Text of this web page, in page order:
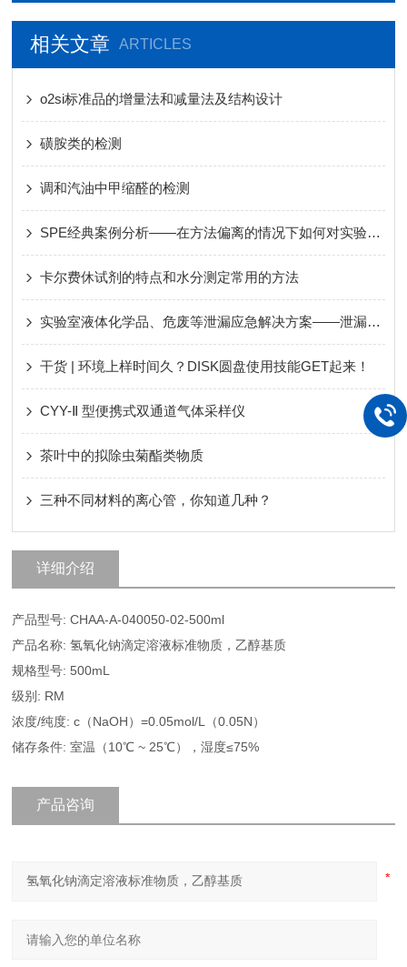
相关文章 ARTICLES
o2si标准品的增量法和减量法及结构设计
磺胺类的检测
调和汽油中甲缩醛的检测
SPE经典案例分析——在方法偏离的情况下如何对实验过程进行有效优化
卡尔费休试剂的特点和水分测定常用的方法
实验室液体化学品、危废等泄漏应急解决方案——泄漏吸附剂
干货 | 环境上样时间久？DISK圆盘使用技能GET起来！
CYY-Ⅱ 型便携式双通道气体采样仪
茶叶中的拟除虫菊酯类物质
三种不同材料的离心管，你知道几种？
详细介绍
产品型号: CHAA-A-040050-02-500ml
产品名称: 氢氧化钠滴定溶液标准物质，乙醇基质
规格型号: 500mL
级别: RM
浓度/纯度: c（NaOH）=0.05mol/L（0.05N）
储存条件: 室温（10℃ ~ 25℃），湿度≤75%
产品咨询